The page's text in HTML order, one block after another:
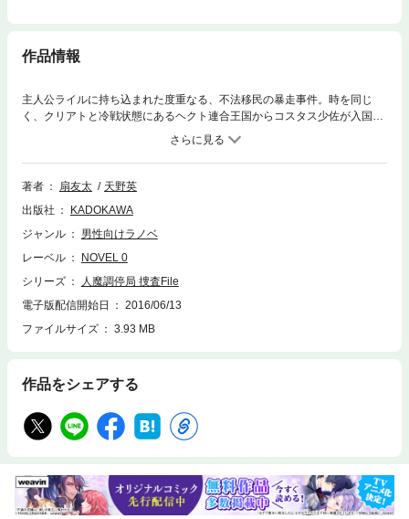
作品情報
主人公ライルに持ち込まれた度重なる、不法移民の暴走事件。時を同じ
く、クリアトと冷戦状態にあるヘクト連合王国からコスタス少佐が入国。
少佐の目的はクリアトに密入国したテロリスト・ヴォルフの殺害で――!?
著者 扇友太
天野英
出版社
KADOKAWA
ジャンル
男性向けラノベ
レーベル
NOVEL 0
シリーズ
人魔調停局 捜査File
電子版配信開始日
2016/06/13
ファイルサイズ
3.93 MB
作品をシェアする